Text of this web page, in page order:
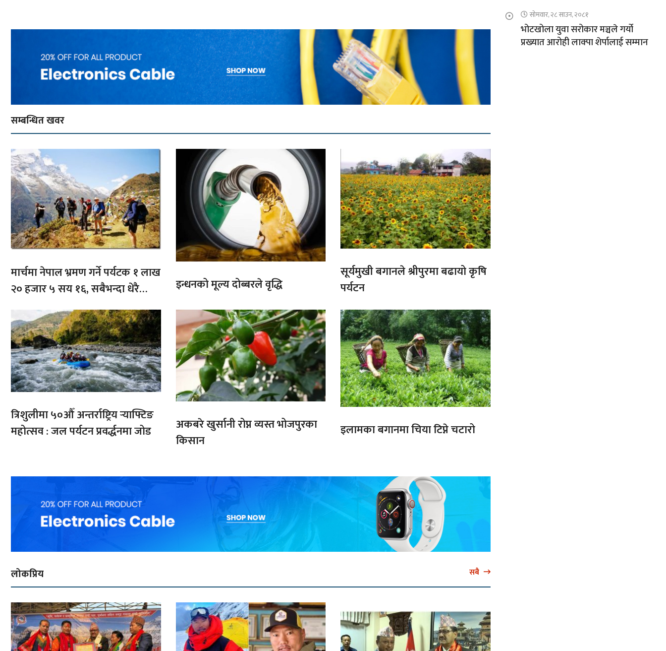
सम्बन्धित खवर
मार्चमा नेपाल भ्रमण गर्ने पर्यटक १ लाख
२० हजार ५ सय १६, सबैभन्दा धेरै
भारतबाट
इन्धनको मूल्य दोब्बरले वृद्धि
सूर्यमुखी बगानले श्रीपुरमा बढायो कृषि
पर्यटन
त्रिशुलीमा ५०औँ अन्तर्राष्ट्रिय र्‍याफ्टिङ
महोत्सव : जल पर्यटन प्रवर्द्धनमा जोड
अकबरे खुर्सानी रोप्न व्यस्त भोजपुरका
किसान
इलामका बगानमा चिया टिप्ने चटारो
लोकप्रिय सबै
सोमवार, २८ साउन, २०८१
भोटखोला युवा सरोकार मञ्चले गर्यो
प्रख्यात आरोही लाक्पा शेर्पालाई सम्मान